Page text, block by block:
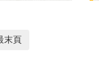
末頁